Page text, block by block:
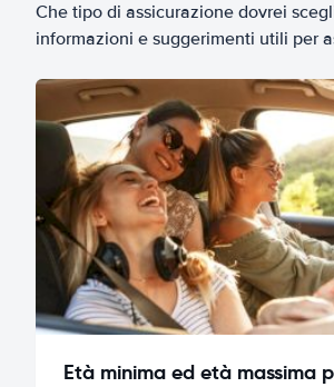
Che tipo di assicurazione dovrei
informazioni e suggerimenti utili per
Età minima ed età massima